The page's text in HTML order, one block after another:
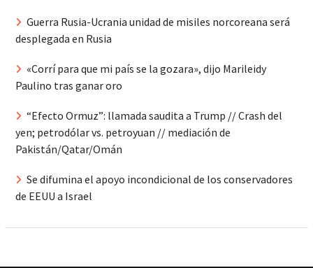
Guerra Rusia-Ucrania unidad de misiles norcoreana será
desplegada en Rusia
«Corrí para que mi país se la gozara», dijo Marileidy
Paulino tras ganar oro
“Efecto Ormuz”: llamada saudita a Trump // Crash del
yen; petrodólar vs. petroyuan // mediación de
Pakistán/Qatar/Omán
Se difumina el apoyo incondicional de los conservadores
de EEUU a Israel